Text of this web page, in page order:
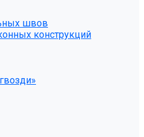
швов
конструкций